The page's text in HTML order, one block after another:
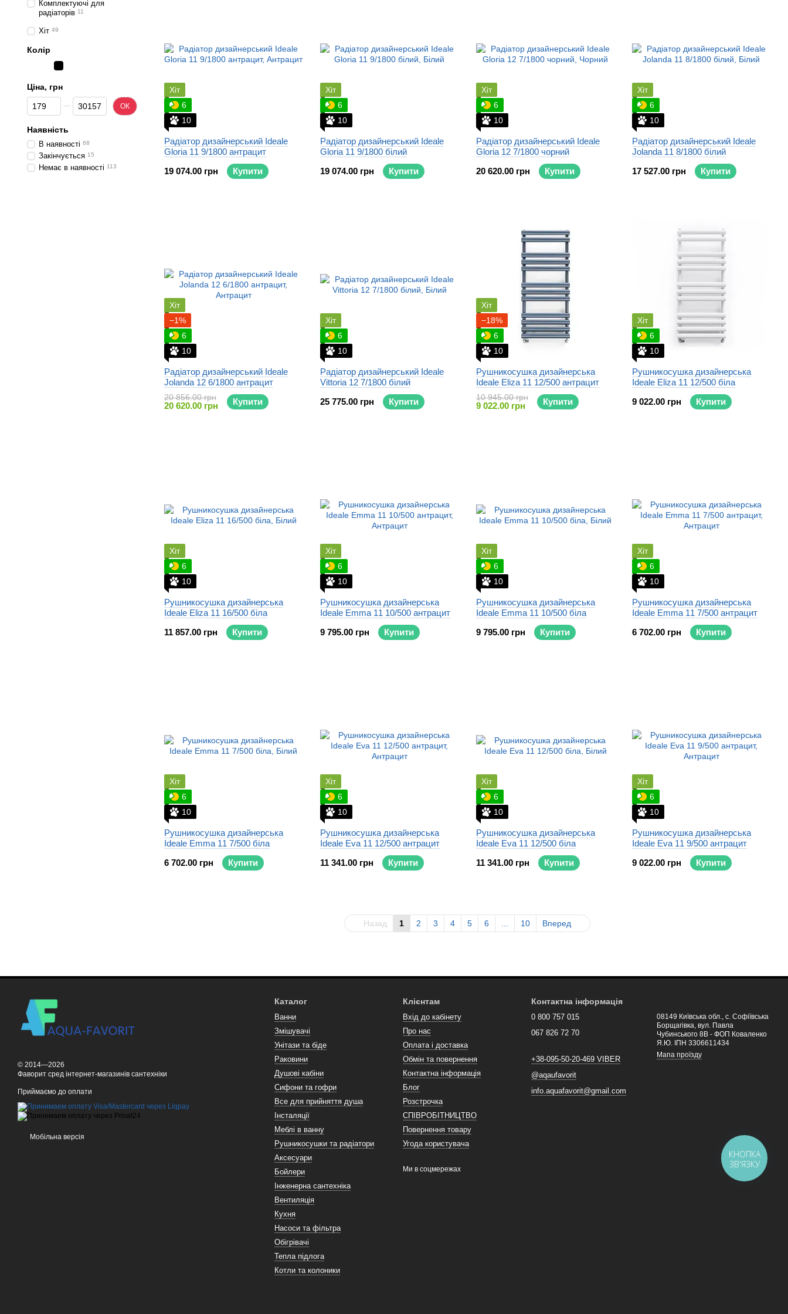
––контроль якості - вся продукція випробовується не менше трьох разів під тиском води. Весь контроль ведеться
відповідно до ISO9001: 2008.
Хіт
6
10
Радіатор дизайнерський Ideale
Gloria 11 9/1800 антрацит
19 074.00 грн
Купити
Хіт
6
10
Радіатор дизайнерський Ideale
Gloria 11 9/1800 білий
19 074.00 грн
Купити
Хіт
6
10
Радіатор дизайнерський Ideale
Gloria 12 7/1800 чорний
20 620.00 грн
Купити
Хіт
6
10
Радіатор дизайнерський Ideale
Jolanda 11 8/1800 білий
17 527.00 грн
Купити
Хіт
−1%
6
10
Радіатор дизайнерський Ideale
Jolanda 12 6/1800 антрацит
20 856.00 грн
20 620.00 грн Купити
Хіт
6
10
Радіатор дизайнерський Ideale
Vittoria 12 7/1800 білий
25 775.00 грн
Купити
Хіт
−18%
6
10
Рушникосушка дизайнерська
Ideale Eliza 11 12/500 антрацит
10 945.00 грн
9 022.00 грн Купити
Хіт
6
10
Рушникосушка дизайнерська
Ideale Eliza 11 12/500 біла
9 022.00 грн
Купити
Хіт
6
10
Рушникосушка дизайнерська
Ideale Eliza 11 16/500 біла
11 857.00 грн
Купити
Хіт
6
10
Рушникосушка дизайнерська
Ideale Emma 11 10/500 антрацит
9 795.00 грн
Купити
Хіт
6
10
Рушникосушка дизайнерська
Ideale Emma 11 10/500 біла
9 795.00 грн
Купити
Хіт
6
10
Рушникосушка дизайнерська
Ideale Emma 11 7/500 антрацит
6 702.00 грн
Купити
Хіт
6
10
Рушникосушка дизайнерська
Ideale Emma 11 7/500 біла
6 702.00 грн
Купити
Хіт
6
10
Рушникосушка дизайнерська
Ideale Eva 11 12/500 антрацит
11 341.00 грн
Купити
Хіт
6
10
Рушникосушка дизайнерська
Ideale Eva 11 12/500 біла
11 341.00 грн
Купити
Хіт
6
10
Рушникосушка дизайнерська
Ideale Eva 11 9/500 антрацит
9 022.00 грн
Купити
Назад 1 2 3 4 5 6 10 Вперед
Комплектуючі для
радіаторів 11
Хіт 49
Колір
Ціна, грн
Від Ціна, грн
До Ціна, грн ОК
Наявність
В наявності 68
Закінчується 15
Немає в наявності 113
© 2014—2026
Фаворит сред інтернет-магазинів сантехніки
Приймаємо до оплати
Мобільна версія
Каталог
Ванни
Змішувачі
Унітази та біде
Раковини
Душові кабіни
Сифони та гофри
Все для прийняття душа
Інсталяції
Меблі в ванну
Рушникосушки та радіатори
Аксесуари
Бойлери
Інженерна сантехніка
Вентиляція
Кухня
Насоси та фільтра
Обігрівачі
Тепла підлога
Котли та колоники
Клієнтам
Вхід до кабінету
Про нас
Оплата і доставка
Обмін та повернення
Контактна інформація
Блог
Розстрочка
СПІВРОБІТНИЦТВО
Повернення товару
Угода користувача
Ми в соцмережах
Контактна інформація
0 800 757 015
067 826 72 70
+38-095-50-20-469 VIBER
@aqaufavorit
info.aquafavorit@gmail.com
08149 Київська обл., с. Софіївська
Борщагівка, вул. Павла
Чубинського 8В - ФОП Коваленко
Я.Ю. ІПН 3306611434
Мапа проїзду
КНОПКА
ЗВ'ЯЗКУ